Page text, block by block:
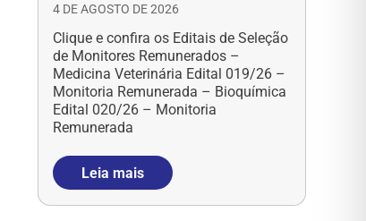
4 DE AGOSTO DE 2026
Clique e confira os Editais de Seleção
de Monitores Remunerados –
Medicina Veterinária Edital 019/26 –
Monitoria Remunerada – Bioquímica
Edital 020/26 – Monitoria
Remunerada
Leia mais